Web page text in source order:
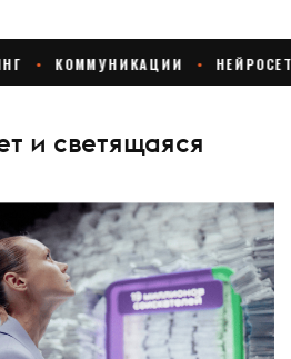
и светящаяся